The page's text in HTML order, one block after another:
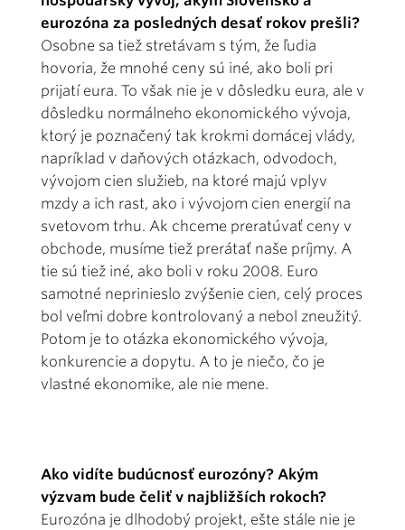
eurozóna za posledných desať rokov prešli?
Osobne sa tiež stretávam s tým, že ľudia
hovoria, že mnohé ceny sú iné, ako boli pri
prijatí eura. To však nie je v dôsledku eura, ale v
dôsledku normálneho ekonomického vývoja,
ktorý je poznačený tak krokmi domácej vlády,
napríklad v daňových otázkach, odvodoch,
vývojom cien služieb, na ktoré majú vplyv
mzdy a ich rast, ako i vývojom cien energií na
svetovom trhu. Ak chceme preratúvať ceny v
obchode, musíme tiež prerátať naše príjmy. A
tie sú tiež iné, ako boli v roku 2008. Euro
samotné neprinieslo zvýšenie cien, celý proces
bol veľmi dobre kontrolovaný a nebol zneužitý.
Potom je to otázka ekonomického vývoja,
konkurencie a dopytu. A to je niečo, čo je
vlastné ekonomike, ale nie mene.
Ako vidíte budúcnosť eurozóny? Akým
výzvam bude čeliť v najbližších rokoch?
Eurozóna je dlhodobý projekt, ešte stále nie je